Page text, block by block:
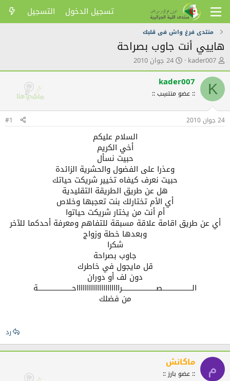
تسجيل الدخول التسجيل
منتدى فرغ واش فى قلبك
هاييي أنت جاوب بصراحة
ك
ا
ت
ب
ا
ل
و
kader007 ت
ا
ر
ي
خ
ل
ن
24 جوان 2010
K
kader007
:: عضو منتسِب ::
24 جوان 2010 #1
السلام عليكم
أخي الكريم
حبيت نسأل
وعذرا على الفضول والحشرية الزائدة
حبيت نعرف كيفاه تخيير شريكت حياتك
هل عن طريق الطريقة التقليدية
أي الأم تختارلك بنت تعجبها وخلاص
أم أنت من يختار شريكت حياتوا
أي عن طريق اقامة علاقة مسبقة للتفاهم ومعرفة أحدكما للآخر
وبعدها خطة وزواج
شكرا
جاوب بصراحة
قل مايجول في خاطرك
دون لف أو دوران
الـــــــــــــــــــصــــــــــــــــــــــراااااااااااااااااااااحــــــــــــــــــــــة
من فضلك
رد
م ماكانش
:: عضو بارز ::